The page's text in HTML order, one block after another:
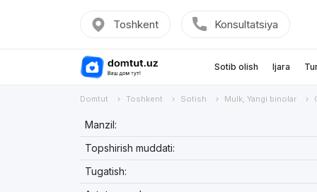
Toshkent Konsultatsiya
Sotib olish Ijara
Domtut Toshkent Sotish Mulk, Yangi binolar
Manzil:
Topshirish muddati:
Tugatish: